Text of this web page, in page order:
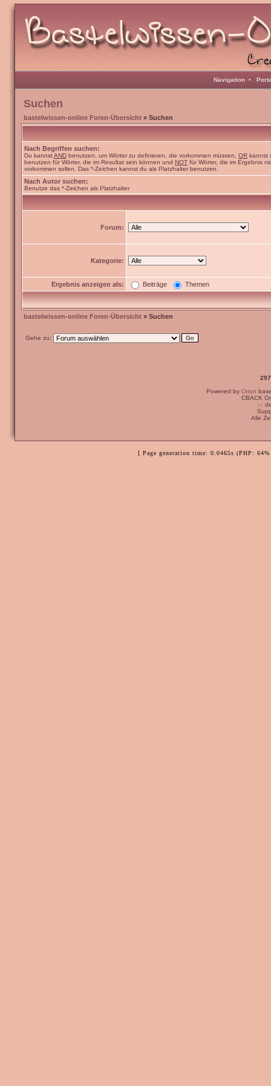
Navigation •
Suchen
bastelwissen-online Foren-Übersicht » Suchen
Nach Begriffen suchen:
Du kannstAND benutzen, um Wörter zu definieren, die vorkommen müssen, OR kannst
benutzen für Wörter, die im Resultat sein können und NOT für Wörter, die im Ergebnis
vorkommen sollen. Das *-Zeichen kannst du als Platzhalter benutzen.
Nach Autor suchen:
Benutze das *-Zeichen als Platzhalter
Forum:
Kategorie:
Ergebnis anzeigen als: Beiträge Themen
bastelwissen-online Foren-Übersicht » Suchen
Gehe zu:
Powered by Orion
CBACK
:-:
Alle
[ Page generation time: 0.0465s (PHP: